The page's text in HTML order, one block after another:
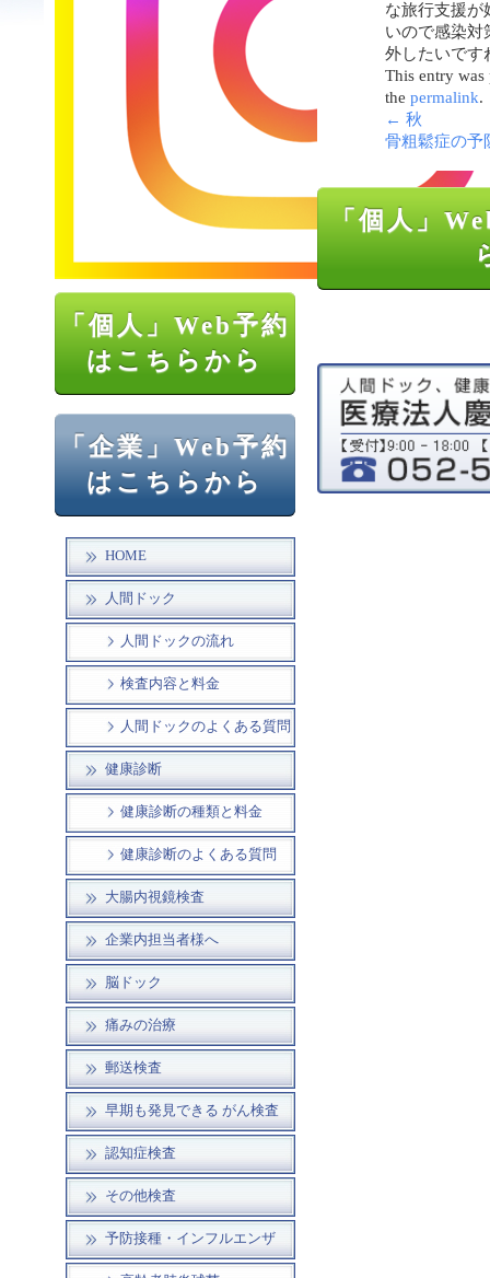
「個人」Web予約
はこちらから
「企業」Web予約
はこちらから
HOME
人間ドック
人間ドックの流れ
検査内容と料金
人間ドックのよくある質問
健康診断
健康診断の種類と料金
健康診断のよくある質問
大腸内視鏡検査
企業内担当者様へ
脳ドック
痛みの治療
郵送検査
早期も発見できる がん検査
認知症検査
その他検査
予防接種・インフルエンザ
な旅行支援が
いので感染対
外したいです
This entry
the permalink.
← 秋
骨粗鬆症の予
「個人」